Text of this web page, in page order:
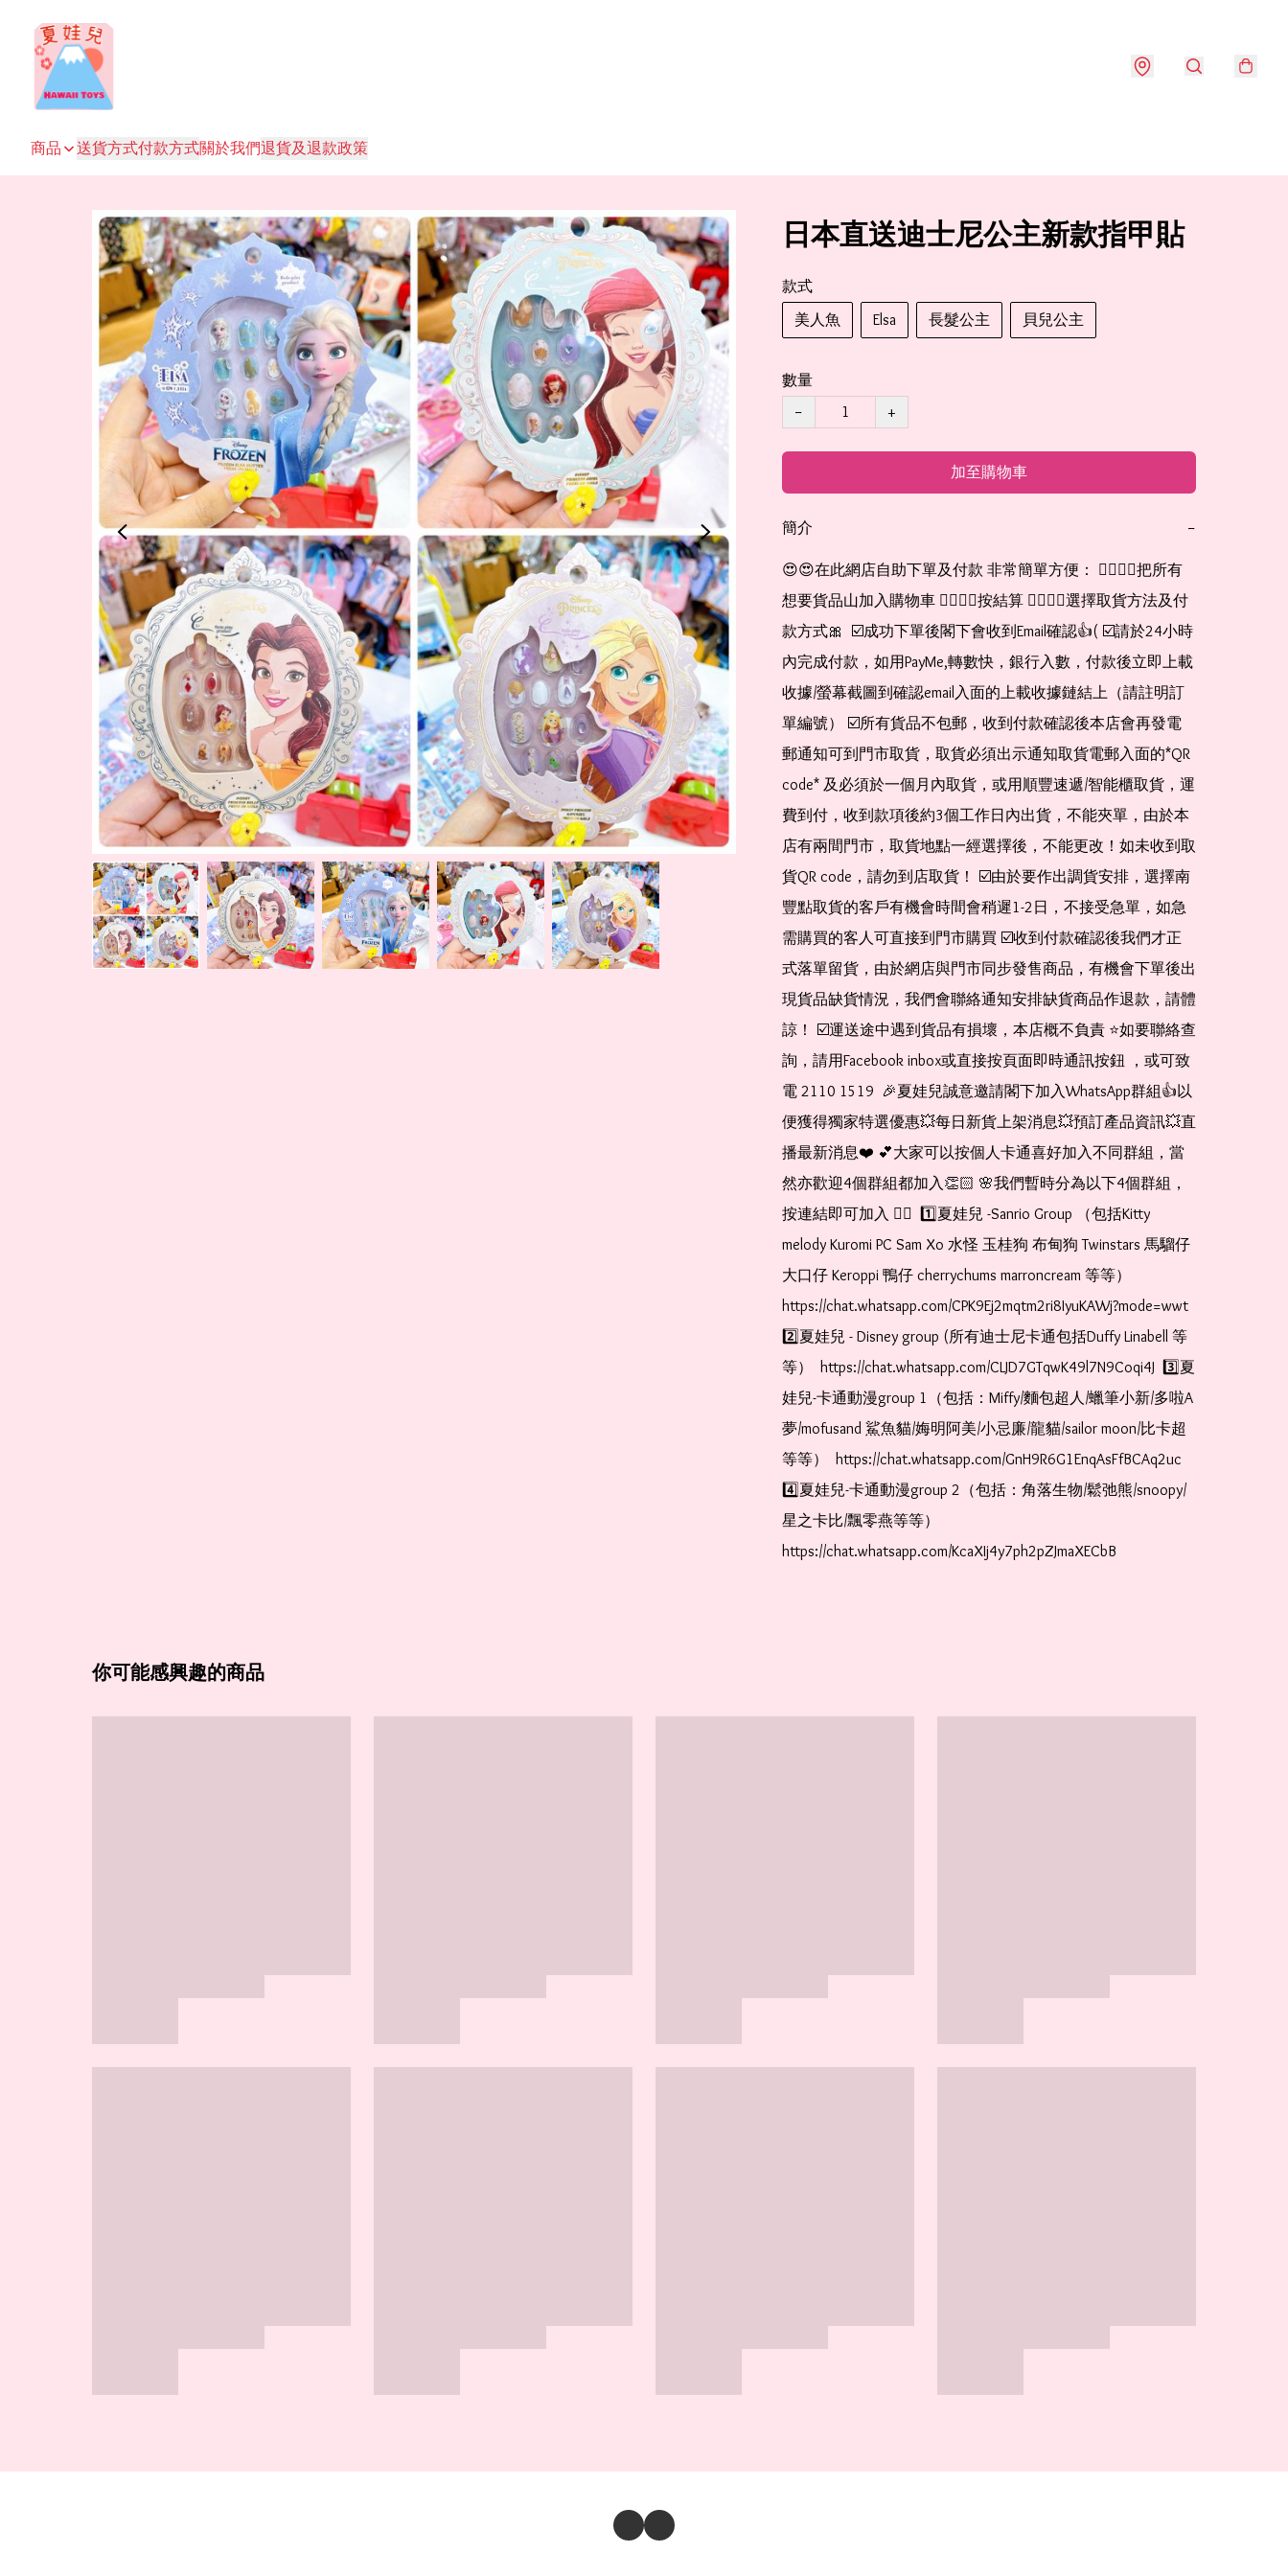
商品 送貨方式付款方式關於我們退貨及退款政策
日本直送迪士尼公主新款指甲貼
款式
美人魚
Elsa 長髮公主 貝兒公主
數量
−
+
加至購物車
簡介 −
😍😍在此網店自助下單及付款 非常簡單方便： 👉🏻👉🏻把所有
想要貨品山加入購物車 👉🏻👉🏻按結算 👉🏻👉🏻選擇取貨方法及付
款方式🎀  ☑️成功下單後閣下會收到Email確認👍( ☑️請於24小時
內完成付款，如用PayMe,轉數快，銀行入數，付款後立即上載
收據/螢幕截圖到確認email入面的上載收據鏈結上（請註明訂
單編號） ☑️所有貨品不包郵，收到付款確認後本店會再發電
郵通知可到門市取貨，取貨必須出示通知取貨電郵入面的*QR
code* 及必須於一個月內取貨，或用順豐速遞/智能櫃取貨，運
費到付，收到款項後約3個工作日內出貨，不能夾單，由於本
店有兩間門市，取貨地點一經選擇後，不能更改！如未收到取
貨QR code，請勿到店取貨！ ☑️由於要作出調貨安排，選擇南
豐點取貨的客戶有機會時間會稍遲1-2日，不接受急單，如急
需購買的客人可直接到門市購買 ☑️收到付款確認後我們才正
式落單留貨，由於網店與門市同步發售商品，有機會下單後出
現貨品缺貨情況，我們會聯絡通知安排缺貨商品作退款，請體
諒！ ☑️運送途中遇到貨品有損壞，本店概不負責 ⭐️如要聯絡查
詢，請用Facebook inbox或直接按頁面即時通訊按鈕 ，或可致
電 2110 1519  🎉夏娃兒誠意邀請閣下加入WhatsApp群組👍以
便獲得獨家特選優惠💥每日新貨上架消息💥預訂產品資訊💥直
播最新消息❤️ 💕大家可以按個人卡通喜好加入不同群組，當
然亦歡迎4個群組都加入👏🏻 🌸我們暫時分為以下4個群組，
按連結即可加入 👇🏻  1️⃣夏娃兒 -Sanrio Group （包括Kitty
melody Kuromi PC Sam Xo 水怪 玉桂狗 布甸狗 Twinstars 馬騮仔
大口仔 Keroppi 鴨仔 cherrychums marroncream 等等）
https://chat.whatsapp.com/CPK9Ej2mqtm2ri8IyuKAWj?mode=wwt
2️⃣夏娃兒 - Disney group (所有迪士尼卡通包括Duffy Linabell 等
等）  https://chat.whatsapp.com/CLJD7GTqwK49l7N9Coqi4J  3️⃣夏
娃兒-卡通動漫group 1（包括：Miffy/麵包超人/蠟筆小新/多啦A
夢/mofusand 鯊魚貓/娒明阿美/小忌廉/龍貓/sailor moon/比卡超
等等）  https://chat.whatsapp.com/GnH9R6G1EnqAsFfBCAq2uc
4️⃣夏娃兒-卡通動漫group 2（包括：角落生物/鬆弛熊/snoopy/
星之卡比/飄零燕等等）
https://chat.whatsapp.com/KcaXIj4y7ph2pZJmaXECbB
你可能感興趣的商品